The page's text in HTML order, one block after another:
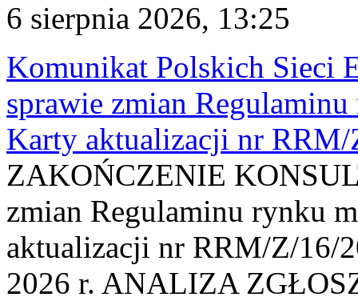
6 sierpnia 2026, 13:25
Komunikat Polskich Sieci
sprawie zmian
Karty aktualizacji nr
ZAKOŃCZENIE
zmian Regulaminu rynku
aktualizacji nr RRM/Z/16/
2026 r. ANALIZA